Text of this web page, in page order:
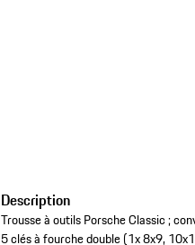
Description
Trousse à outils Porsche Classic ;
5 clés à fourche double (1x 8x9,